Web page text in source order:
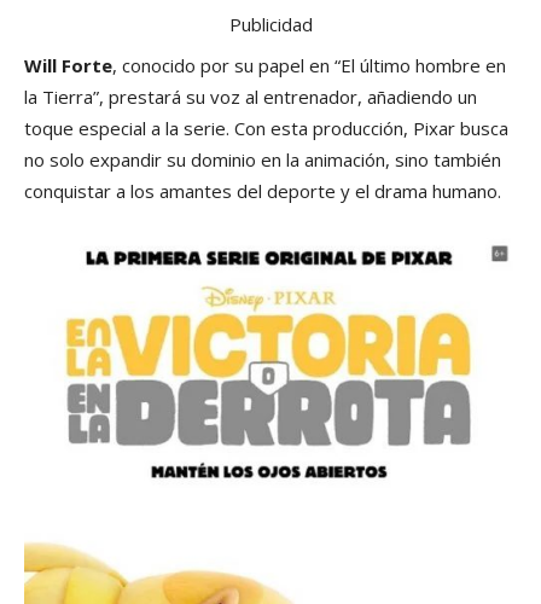
Publicidad
Will Forte, conocido por su papel en “El último hombre en
la Tierra”, prestará su voz al entrenador, añadiendo un
toque especial a la serie. Con esta producción, Pixar busca
no solo expandir su dominio en la animación, sino también
conquistar a los amantes del deporte y el drama humano.